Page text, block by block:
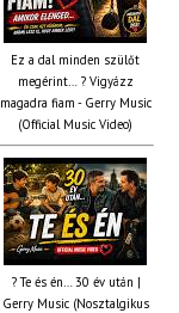
Ez a dal minden szülőt
megérint… ? Vigyázz
magadra fiam - Gerry Music
(Official Music Video)
? Te és én… 30 év után |
Gerry Music (Nosztalgikus